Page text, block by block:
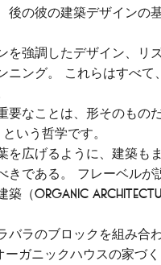
の彼の建築デザインの
を強調したデザイン、リ
ニング。 これらはすべて
要なことは、形そのもの
いう哲学です。
を広げるように、建築も
きである。 フレーベルが
築（Organic
バラのブロックを組み合
ーガニックハウスの家づ